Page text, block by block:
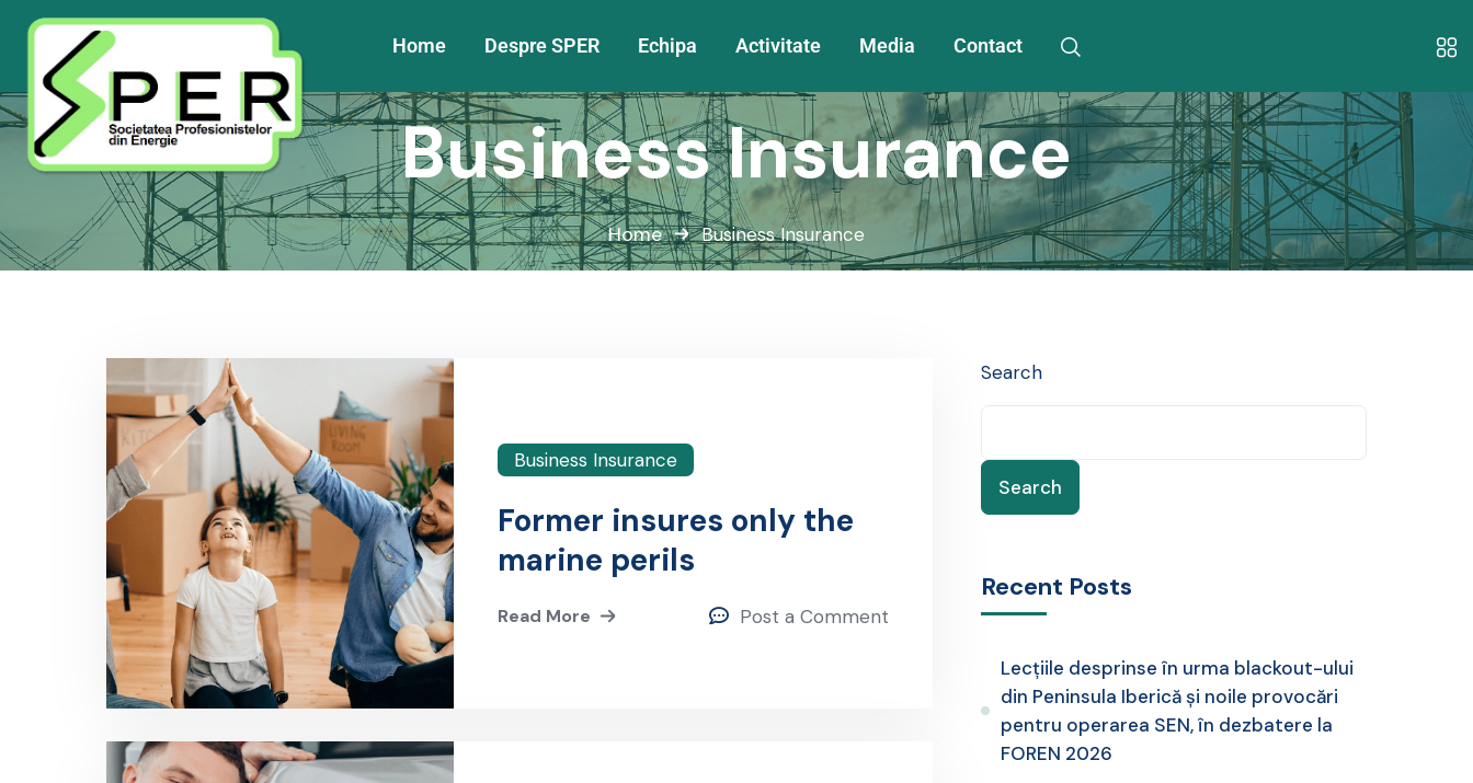
Home Despre SPER Echipa Activitate Media Contact
Business Insurance
Home Business Insurance
Business Insurance
Former insures only the
marine perils
Read More Post a Comment
Search
Search
Recent Posts
Lecțiile desprinse în urma blackout-ului
din Peninsula Iberică și noile provocări
pentru operarea SEN, în dezbatere la
FOREN 2026